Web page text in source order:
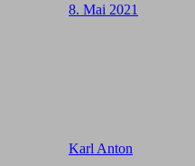
8. Mai 2021
Karl Anton